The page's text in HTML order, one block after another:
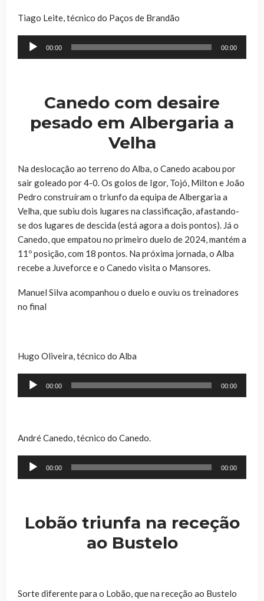
Tiago Leite, técnico do Paços de Brandão
Reprodutor
00:00 00:00
Canedo com desaire
pesado em Albergaria a
Velha
Na deslocação ao terreno do Alba, o Canedo acabou por
sair goleado por 4-0. Os golos de Igor, Tojó, Milton e João
Pedro construíram o triunfo da equipa de Albergaria a
Velha, que subiu dois lugares na classificação, afastando-
se dos lugares de descida (está agora a dois pontos). Já o
Canedo, que empatou no primeiro duelo de 2024, mantém a
11º posição, com 18 pontos. Na próxima jornada, o Alba
recebe a Juveforce e o Canedo visita o Mansores.
Manuel Silva acompanhou o duelo e ouviu os treinadores
no final
Hugo Oliveira, técnico do Alba
Reprodutor
00:00 00:00
André Canedo, técnico do Canedo.
Reprodutor
00:00 00:00
Lobão triunfa na receção
ao Bustelo
Sorte diferente para o Lobão, que na receção ao Bustelo